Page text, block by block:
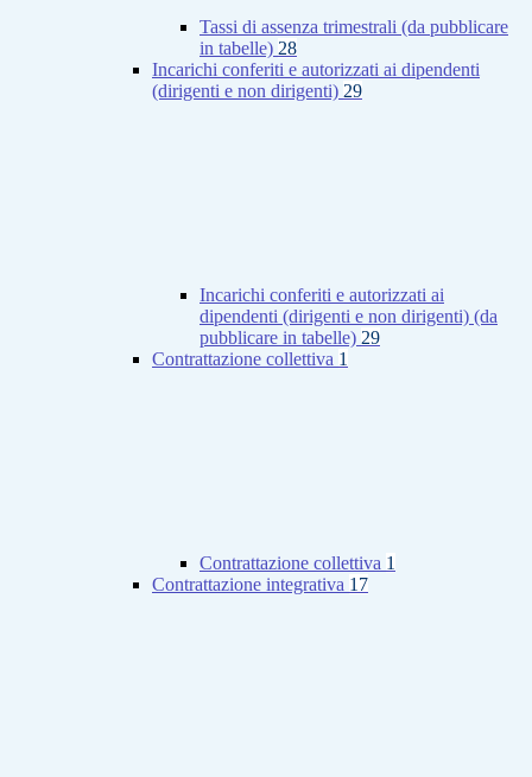
Tassi di assenza trimestrali (da pubblicare
in tabelle) 28
Incarichi conferiti e autorizzati ai dipendenti
(dirigenti e non dirigenti) 29
Incarichi conferiti e autorizzati ai
dipendenti (dirigenti e non dirigenti) (da
pubblicare in tabelle) 29
Contrattazione collettiva 1
Contrattazione collettiva 1
Contrattazione integrativa 17